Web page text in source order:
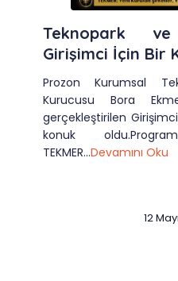
Teknopark
Girişimci İçin Bir
Prozon Kurumsal
Kurucusu Bora
gerçekleştirilen
konuk
TEKMER...Devamını Oku
12